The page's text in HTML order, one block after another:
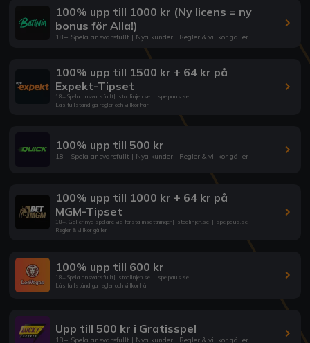
100% upp till 1000 kr (Ny licens = ny
bonus för Alla!)
18+ Spela ansvarsfullt | Nya kunder | Regler & villkor gäller
100% upp till 1500 kr + 64 kr på
Expekt-Tipset
18+ Spela ansvarsfullt| stodlinjen.se | spelpaus.se
Läs fullständiga regler och villkor här
100% upp till 500 kr
18+ Spela ansvarsfullt | Nya kunder | Regler & villkor gäller
100% upp till 1000 kr + 64 kr på
MGM-Tipset
18+. Gäller nya spelare vid första insättningen| stodlinjen.se | spelpaus.se
Regler & villkor gäller
100% upp till 600 kr
18+ Spela ansvarsfullt| stodlinjen.se | spelpaus.se
Läs fullständiga regler och villkor här
Upp till 500 kr i Gratisspel
18+ Spela ansvarsfullt | Nya kunder | Regler & villkor gäller